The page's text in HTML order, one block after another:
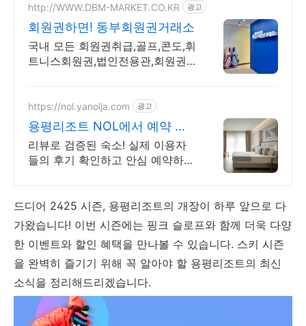
http://WWW.DBM-MARKET.CO.KR 광고
회원권하면! 동부회원권거래소
국내 모든 회원권취급,골프,콘도,휘
트니스회원권,법인전용관,회원권
https://nol.yanolja.com 광고
용평리조트 NOL에서 예약 최
대 70% 더블업 할인!
리뷰로 검증된 숙소! 실제 이용자
들의 후기 확인하고 안심 예약하세
드디어 2425 시즌, 용평리조트의 개장이 하루 앞으로 다
가왔습니다! 이번 시즌에는 핑크 슬로프와 함께 더욱 다양
한 이벤트와 할인 혜택을 만나볼 수 있습니다. 스키 시즌
을 완벽히 즐기기 위해 꼭 알아야 할 용평리조트의 최신
소식을 정리해드리겠습니다.